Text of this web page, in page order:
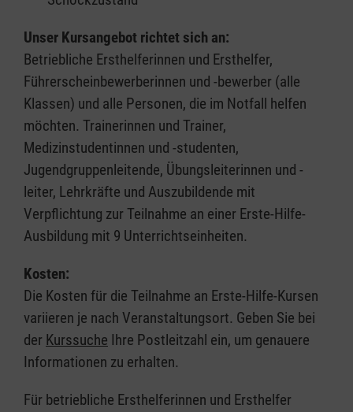
Unser Kursangebot richtet sich an:
Betriebliche Ersthelferinnen und Ersthelfer,
Führerscheinbewerberinnen und -bewerber (alle
Klassen) und alle Personen, die im Notfall helfen
möchten. Trainerinnen und Trainer,
Medizinstudentinnen und -studenten,
Jugendgruppenleitende, Übungsleiterinnen und -
leiter, Lehrkräfte und Auszubildende mit
Verpflichtung zur Teilnahme an einer Erste-Hilfe-
Ausbildung mit 9 Unterrichtseinheiten.
Kosten:
Die Kosten für die Teilnahme an Erste-Hilfe-Kursen
variieren je nach Veranstaltungsort. Geben Sie bei
der Kurssuche Ihre Postleitzahl ein, um genauere
Informationen zu erhalten.
Für betriebliche Ersthelferinnen und Ersthelfer